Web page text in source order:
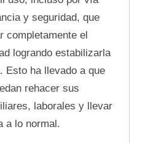
y seguridad, que
completamente el
logrando estabilizarla
Esto ha llevado a que
rehacer sus
laborales y llevar
a lo normal.